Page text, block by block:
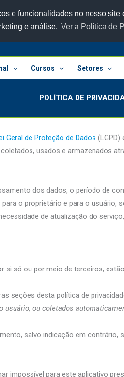
e funcionalidades no nosso
e análise. Ver a Política de
Cursos Setores
POLÍTICA DE
Geral de Proteção de Dados (LGPD)
usados e armazenados
dos dados, o período de
o proprietário e para o usuário,
de atualização do
si só ou por meio de terceiros,
seções desta política de
usuário, ou coletados
salvo indicação em
impossível para este aplicativo